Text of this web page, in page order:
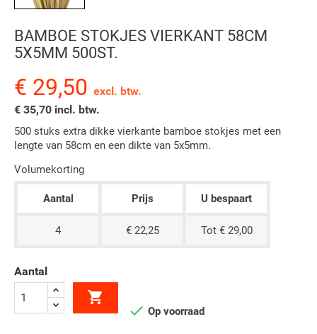
BAMBOE STOKJES VIERKANT 58CM
5X5MM 500ST.
€ 29,50 excl. btw.
€ 35,70 incl. btw.
500 stuks extra dikke vierkante bamboe stokjes met een
lengte van 58cm en een dikte van 5x5mm.
Volumekorting
Aantal Prijs U bespaart
4 € 22,25 Tot € 29,00
Aantal

 Op voorraad